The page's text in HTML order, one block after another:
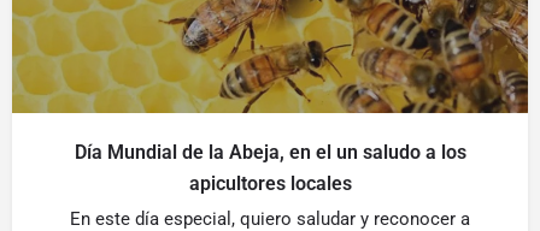
Día Mundial de la Abeja, en el un saludo a los
apicultores locales
En este día especial, quiero saludar y reconocer a